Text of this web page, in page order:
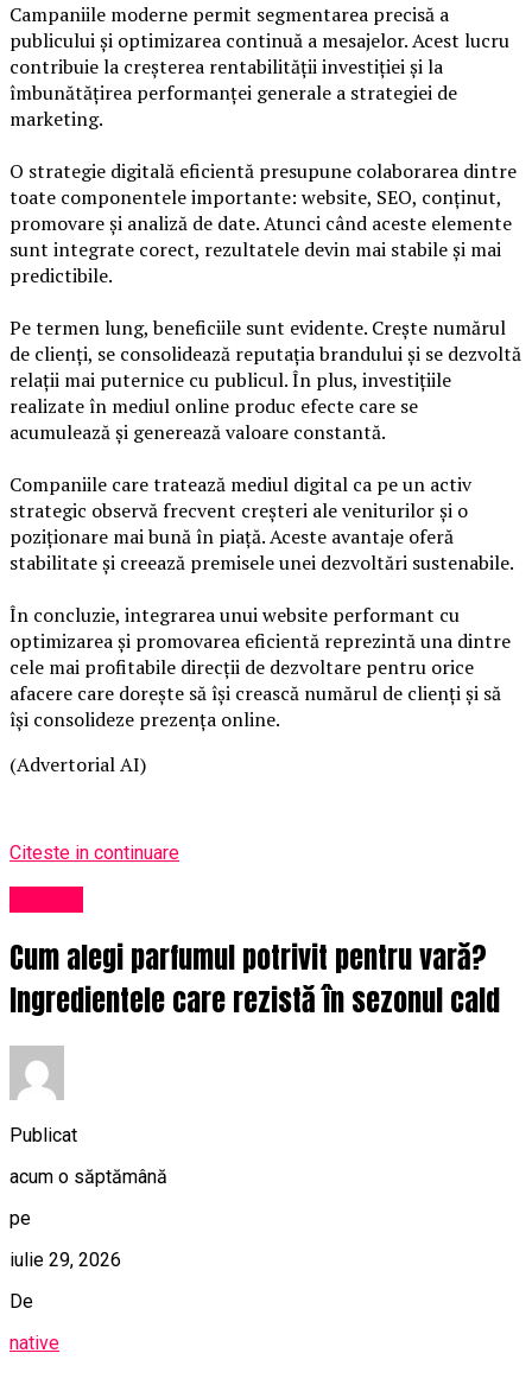
Campaniile moderne permit segmentarea precisă a
publicului și optimizarea continuă a mesajelor. Acest lucru
contribuie la creșterea rentabilității investiției și la
îmbunătățirea performanței generale a strategiei de
marketing.
O strategie digitală eficientă presupune colaborarea dintre
toate componentele importante: website, SEO, conținut,
promovare și analiză de date. Atunci când aceste elemente
sunt integrate corect, rezultatele devin mai stabile și mai
predictibile.
Pe termen lung, beneficiile sunt evidente. Crește numărul
de clienți, se consolidează reputația brandului și se dezvoltă
relații mai puternice cu publicul. În plus, investițiile
realizate în mediul online produc efecte care se
acumulează și generează valoare constantă.
Companiile care tratează mediul digital ca pe un activ
strategic observă frecvent creșteri ale veniturilor și o
poziționare mai bună în piață. Aceste avantaje oferă
stabilitate și creează premisele unei dezvoltări sustenabile.
În concluzie, integrarea unui website performant cu
optimizarea și promovarea eficientă reprezintă una dintre
cele mai profitabile direcții de dezvoltare pentru orice
afacere care dorește să își crească numărul de clienți și să
își consolideze prezența online.
(Advertorial AI)
Citeste in continuare
Cum alegi parfumul potrivit pentru vară?
Ingredientele care rezistă în sezonul cald
Publicat
acum o săptămână
pe
iulie 29, 2026
De
native